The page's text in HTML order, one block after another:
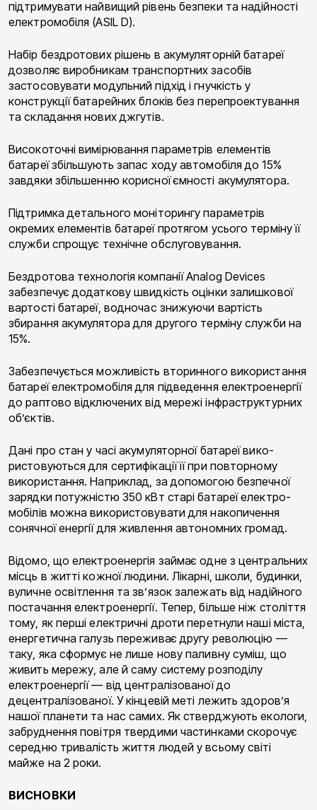
підтримувати найвищий рівень безпеки та надійно­сті
електромобіля (ASIL D).
Набір бездротових рішень в акумуляторній батареї
дозволяє виробникам транспортних засобів
застосовувати модульний підхід і гнучкість у
конструкції батарейних блоків без перепроектуван­ня
та складання нових джгутів.
Високоточні вимірювання параметрів елемен­тів
батареї збільшують запас ходу автомобіля до 15%
завдяки збільшенню корисної ємності аку­мулятора.
Підтримка детального моніторингу парамет­рів
окремих елементів батареї протягом усь­ого терміну її
служби спрощує технічне обслугову­вання.
Бездротова технологія компанії Analog De­vices
забезпечує додаткову швидкість оцінки залишкової
вартості батареї, водночас знижуючи вартість
збирання акумулятора для другого терміну служби на
15%.
Забезпечується можливість вторинного вико­ристання
батареї електромобіля для підве­дення електроенергії
до раптово відключених від мережі інфраструктурних
об’єктів.
Дані про стан у часі акумуляторної батареї вико­
ристовуються для сертифікації її при повторному
використання. Наприклад, за допомогою безпечної
зарядки потужністю 350 кВт старі батареї електро­
мобілів можна використовувати для накопичення
сонячної енергії для живлення автономних громад.
Відомо, що електроенергія займає одне з цент­ральних
місць в житті кожної людини. Лікарні, шко­ли, будинки,
вуличне освітлення та зв’язок залежать від надійного
постачання електроенергії. Тепер, більше ніж століття
тому, як перші електричні дроти перетнули наші міста,
енергетична галузь пережи­ває другу революцію —
таку, яка сформує не лише нову паливну суміш, що
живить мережу, але й саму систему розподілу
електроенергії — від централізо­ваної до
децентралізованої. У кінцевій меті лежить здоров’я
нашої планети та нас самих. Як стверд­жують екологи,
забруднення повітря твердими ча­стинками скорочує
середню тривалість життя лю­дей у всьому світі
майже на 2 роки.
ВИСНОВКИ